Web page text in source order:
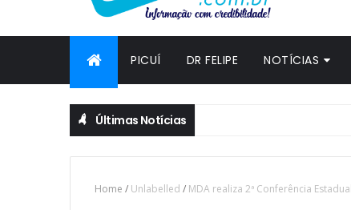
PICUÍ DR FELIPE NOTÍCIAS
Últimas Notícias
Home / Unlabelled / MDA realiza 2ª Conferência